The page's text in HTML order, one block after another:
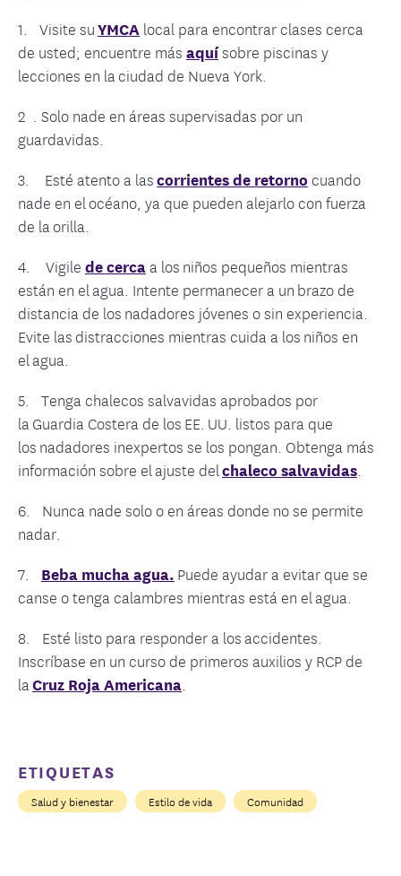
1. Visite suYMCA local para encontrar clases cerca
de usted; encuentre más aquísobre piscinas y
lecciones en la ciudad de Nueva York.
2 . Solo nade en áreas supervisadas por un
guardavidas.
3. Esté atento a lascorrientes de retorno cuando
nade en el océano, ya que pueden alejarlo con fuerza
de la orilla.
4. Vigile de cercaa los niños pequeños mientras
están en el agua. Intente permanecer a un brazo de
distancia de los nadadores jóvenes o sin experiencia.
Evite las distracciones mientras cuida a los niños en
el agua.
5. Tenga chalecos salvavidas aprobados por
la Guardia Costera de los EE. UU. listos para que
los nadadores inexpertos se los pongan. Obtenga más
información sobre el ajuste delchaleco salvavidas
6. Nunca nade solo o en áreas donde no se permite
nadar.
7. Beba mucha agua. Puede ayudar a evitar que se
canse o tenga calambres mientras está en el agua.
8. Esté listo para responder a los accidentes.
Inscríbase en un curso de primeros auxilios y RCP de
laCruz Roja Americana
ETIQUETAS
Salud y bienestar Estilo de vida Comunidad